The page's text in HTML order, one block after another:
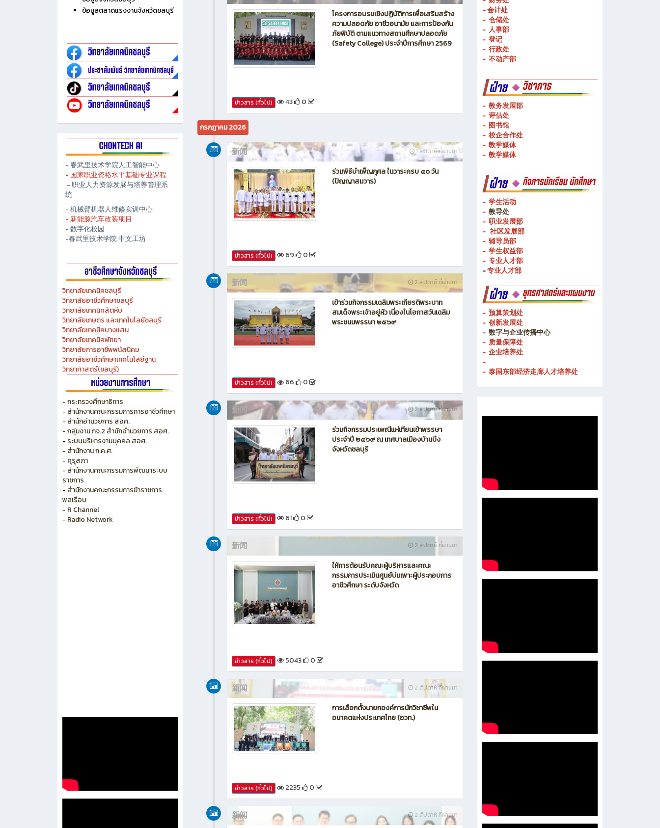
ข้อมูลสถานประกอบการ
ข้อมูลตลาดแรงงานจังหวัดชลบุรี
- 春武里技术学院人工智能中心
- 国家职业资格水平基础专业课程
- 职业人力资源发展与培养管理系
统
- 数字化校园
-春武里技术学院 中文工坊
วิทยาลัยเทคนิคชลบุรี
วิทยาลัยอาชีวศึกษาชลบุรี
วิทยาลัยเทคนิคสัตหีบ
วิทยาลัยเกษตร และเทคโนโลยีชลบุรี
วิทยาลัยเทคนิคบางแสน
วิทยาลัยเทคนิคพัทยา
วิทยาลัยการอาชีพพนัสนิคม
วิทยาลัยอาชีวศึกษาเทคโนโลยีฐาน
วิทยาศาสตร์(ชลบุรี)
- กระทรวงศึกษาธิการ
- สำนักงานคณะกรรมการการอาชีวศึกษา
- สำนักอำนวยการ สอศ.
- กลุ่มงาน กจ.2 สำนักอำนวยการ สอศ.
-ระบบบริหารงานบุคคล สอศ.
- สำนักงาน ก.ค.ศ.
-คุรุสภา
- สำนักงานคณะกรรมการพัฒนาระบบ
ราชการ
สิงหาคม 2026
2 วัน ที่ผ่านมา
新闻
ข่าวสาร (ทั่วไป) 43 0
กรกฎาคม 2026
新闻
ข่าวสาร (ทั่วไป) 69 0
新闻
ข่าวสาร (ทั่วไป) 66 0
新闻
ข่าวสาร (ทั่วไป) 61 0
5043 0
新闻
- 财务处
- 会计处
- 仓储处
- 登记
- 行政处
- 不动产部
- 教务发展部
- 评估处
- 校企合作处
- 教学媒体
- 教学媒体
- 学生活动
- 教导处
- 职业发展部
-社区发展部
- 学生权益部
-专业人才部
- 专业人才部
- 预算策划处
- 创新发展处
- 数字与企业传播中心